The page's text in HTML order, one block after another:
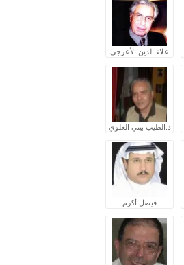
علاء الدين الأعرجي
د.الطيب بيتي العلوي
فيصل أكرم